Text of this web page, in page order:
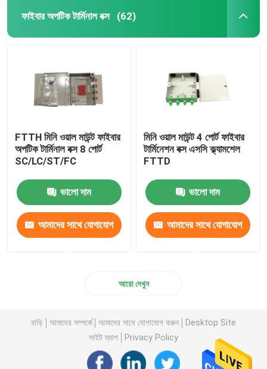
ফাইবার অপটিক টার্মিনাল বক্স (62)
FTTH মিনি ওয়াল মাউন্ট ফাইবার
অপটিক টার্মিনাল বক্স 8 পোর্ট
SC/LC/ST/FC
ভালো দাম
আমাদের সাথে যোগাযোগ
মিনি ওয়াল মাউন্ট 4 পোর্ট ফাইবার
টার্মিনেশন বক্স এসসি ক্ল্যামশেল
FTTD
ভালো দাম
আমাদের সাথে যোগাযোগ
আরো দেখুন
বাড়ি আমাদের সম্পর্কে আমাদের সাথে যোগাযোগ করুন
Desktop Site
সাইট ম্যাপ
Privacy Policy